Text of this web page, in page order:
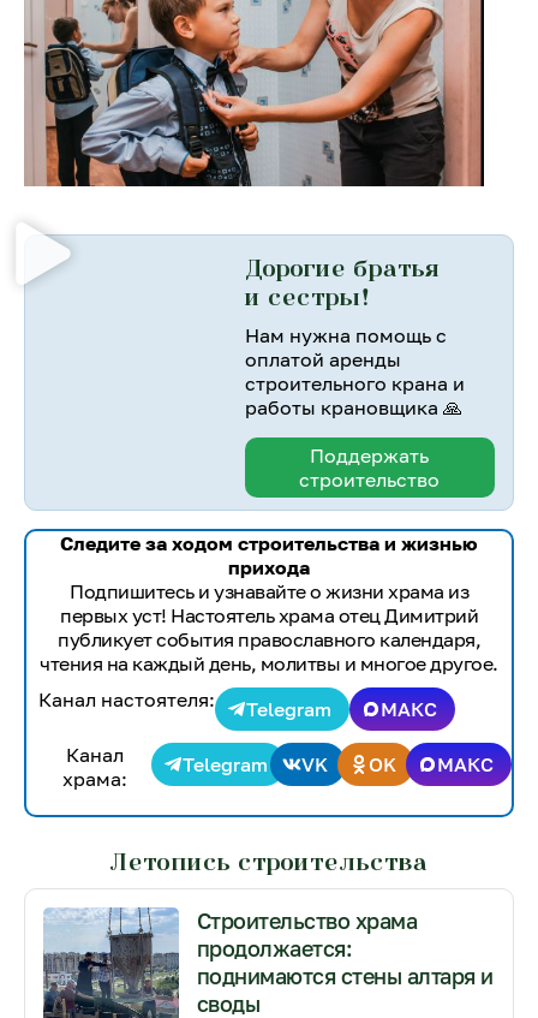
Дорогие братья
и сестры!
Нам нужна помощь с
оплатой аренды
строительного крана и
работы крановщика 🙏
Поддержать
строительство
Следите за ходом строительства и жизнью
прихода
Подпишитесь и узнавайте о жизни храма из
первых уст! Настоятель храма отец Димитрий
публикует события православного календаря,
чтения на каждый день, молитвы и многое другое.
Канал настоятеля:
Telegram
МАКС
Канал
храма:
Telegram VK OK МАКС
Летопись строительства
Строительство храма
продолжается:
поднимаются стены алтаря и
своды